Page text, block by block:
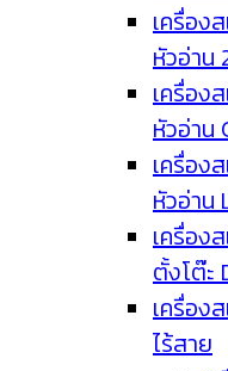
เครื่อง
หัวอ่าน
เครื่อง
หัวอ่าน
เครื่อง
หัวอ่าน
เครื่อง
ตั้งโต๊ะ
เครื่อง
ไร้สาย